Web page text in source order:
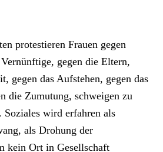
protestieren Frauen gegen
gegen die Eltern,
gegen das Aufstehen, gegen das
die Zumutung, schweigen zu
Soziales wird erfahren als
als Drohung der
kein Ort in Gesellschaft